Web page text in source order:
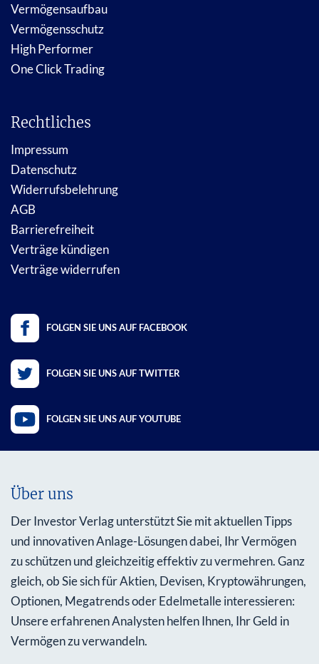
Vermögensaufbau
Vermögensschutz
High Performer
One Click Trading
Rechtliches
Impressum
Datenschutz
Widerrufsbelehrung
AGB
Barrierefreiheit
Verträge kündigen
Verträge widerrufen
FOLGEN SIE UNS AUF FACEBOOK
FOLGEN SIE UNS AUF TWITTER
FOLGEN SIE UNS AUF YOUTUBE
Über uns
Der Investor Verlag unterstützt Sie mit aktuellen Tipps
und innovativen Anlage-Lösungen dabei, Ihr Vermögen
zu schützen und gleichzeitig effektiv zu vermehren. Ganz
gleich, ob Sie sich für Aktien, Devisen, Kryptowährungen,
Optionen, Megatrends oder Edelmetalle interessieren:
Unsere erfahrenen Analysten helfen Ihnen, Ihr Geld in
Vermögen zu verwandeln.